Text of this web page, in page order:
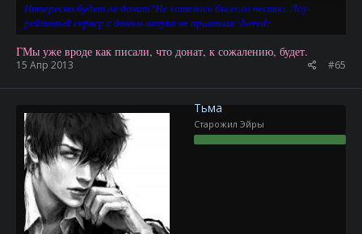
Интересно,будет ли донат?Не хотелось бы,если честно. Лоу-
рейтовый сервер с доном-штука не приятная.:bored:
ГМы уже вроде как писали, что донат, к сожалению, будет.
15 Апр 2013 #65
Тьма
Старожил Эйры